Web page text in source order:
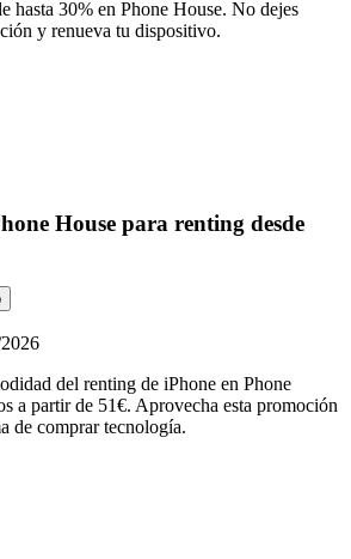
hasta 30% en Phone House. No dejes
y renueva tu dispositivo.
House para renting desde
del renting de iPhone en Phone
a partir de 51€. Aprovecha esta promoción
de comprar tecnología.